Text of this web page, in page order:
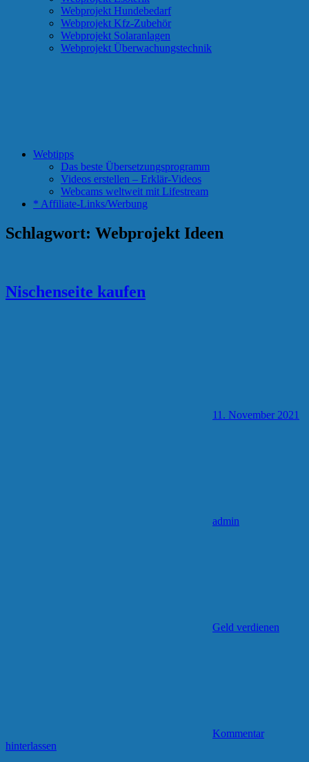
Webprojekt Hundebedarf
Webprojekt Kfz-Zubehör
Webprojekt Solaranlagen
Webprojekt Überwachungstechnik
Webtipps
Das beste Übersetzungsprogramm
Videos erstellen – Erklär-Videos
Webcams weltweit mit Lifestream
* Affiliate-Links/Werbung
Schlagwort: Webprojekt Ideen
Nischenseite kaufen
11. November 2021
admin
Geld verdienen
Kommentar
hinterlassen